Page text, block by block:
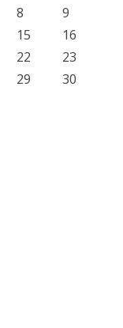
8
9
15
16
22
23
29
30